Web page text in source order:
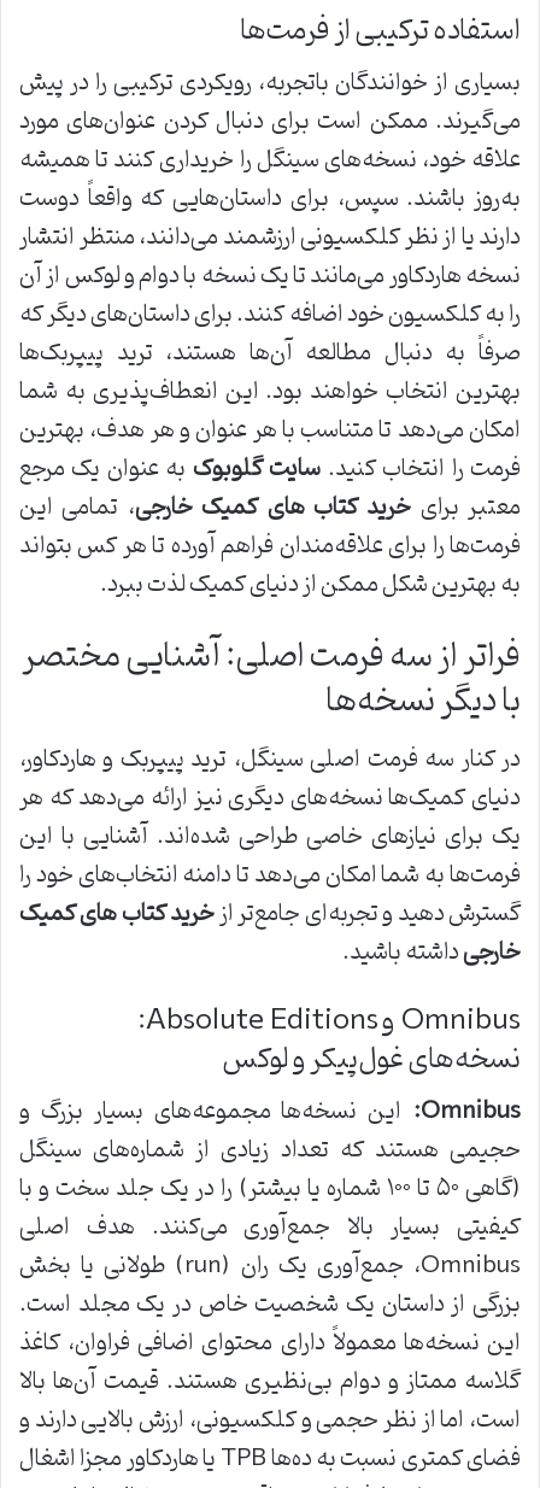
استفاده ترکیبی از فرمت‌ها
بسیاری از خوانندگان باتجربه، رویکردی ترکیبی را در پیش
می‌گیرند. ممکن است برای دنبال کردن عنوان‌های مورد
علاقه خود، نسخه‌های سینگل را خریداری کنند تا همیشه
به‌روز باشند. سپس، برای داستان‌هایی که واقعاً دوست
دارند یا از نظر کلکسیونی ارزشمند می‌دانند، منتظر انتشار
نسخه هاردکاور می‌مانند تا یک نسخه با دوام و لوکس از آن
را به کلکسیون خود اضافه کنند. برای داستان‌های دیگر که
صرفاً به دنبال مطالعه آن‌ها هستند، ترید پیپربک‌ها
بهترین انتخاب خواهند بود. این انعطاف‌پذیری به شما
امکان می‌دهد تا متناسب با هر عنوان و هر هدف، بهترین
فرمت را انتخاب کنید.سایت گلوبوک به عنوان یک مرجع
معتبر برای خرید کتاب های کمیک خارجی، تمامی این
فرمت‌ها را برای علاقه‌مندان فراهم آورده تا هر کس بتواند
به بهترین شکل ممکن از دنیای کمیک لذت ببرد.
فراتر از سه فرمت اصلی: آشنایی مختصر
با دیگر نسخه‌ها
در کنار سه فرمت اصلی سینگل، ترید پیپربک و هاردکاور،
دنیای کمیک‌ها نسخه‌های دیگری نیز ارائه می‌دهد که هر
یک برای نیازهای خاصی طراحی شده‌اند. آشنایی با این
فرمت‌ها به شما امکان می‌دهد تا دامنه انتخاب‌های خود را
گسترش دهید و تجربه‌ای جامع‌تر ازخرید کتاب های کمیک
خارجیداشته باشید.
Omnibus و Absolute Editions:
نسخه‌های غول‌پیکر و لوکس
Omnibus: این نسخه‌ها مجموعه‌های بسیار بزرگ و
حجیمی هستند که تعداد زیادی از شماره‌های سینگل
(گاهی ۵۰ تا ۱۰۰ شماره یا بیشتر) را در یک جلد سخت و با
کیفیتی بسیار بالا جمع‌آوری می‌کنند. هدف اصلی
Omnibus، جمع‌آوری یک ران (run) طولانی یا بخش
بزرگی از داستان یک شخصیت خاص در یک مجلد است.
این نسخه‌ها معمولاً دارای محتوای اضافی فراوان، کاغذ
گلاسه ممتاز و دوام بی‌نظیری هستند. قیمت آن‌ها بالا
است، اما از نظر حجمی و کلکسیونی، ارزش بالایی دارند و
فضای کمتری نسبت به ده‌ها TPB یا هاردکاور مجزا اشغال